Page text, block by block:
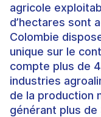
agricole
d’hectares sont
Colombie
unique sur le
compte plus de
industries
de la production
générant plus